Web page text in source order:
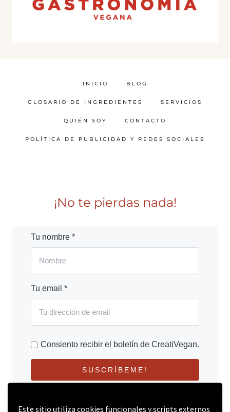
Este sitio utiliza cookies funcionales y scripts externos
INICIO BLOG
GLOSARIO DE INGREDIENTES SERVICIOS
QUIÉN SOY CONTACTO
POLÍTICA DE PUBLICIDAD Y REDES SOCIALES
¡No te pierdas nada!
Tu nombre *
Tu email *
Consiento recibir el boletín de CreatiVegan.
SUSCRÍBEME!